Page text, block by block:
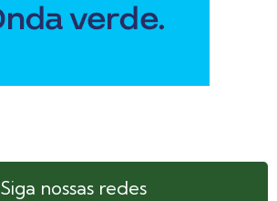
Siga nossas redes